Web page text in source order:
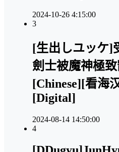
2024-10-26 4:15:00
3
[生出しユッケ]
劍士被魔神極
[Chinese][看海
[Digital]
2024-08-14 14:50:00
4